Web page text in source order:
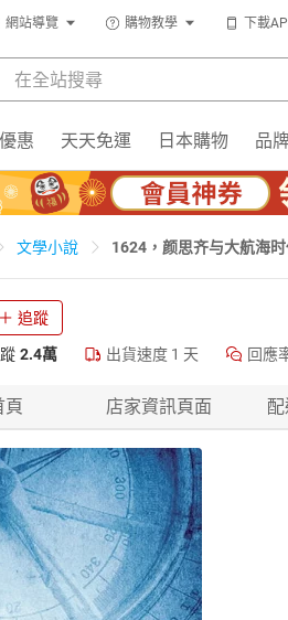
網站導覽 購物教學 下載
惠 天天免運 日本購物 品
文學小說 1624，颜思齐与大航海时
追蹤
2.4萬 出貨速度 1 天 回應
頁 店家資訊頁面